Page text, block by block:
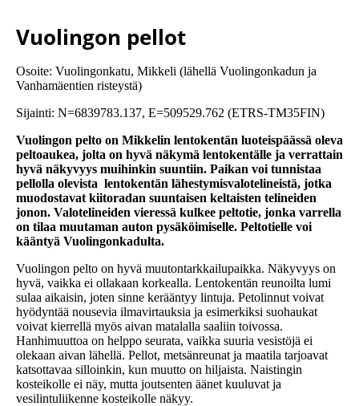
Vuolingon pellot
Osoite: Vuolingonkatu, Mikkeli (lähellä Vuolingonkadun ja
Vanhamäentien risteystä)
Sijainti: N=6839783.137, E=509529.762 (ETRS-TM35FIN)
Vuolingon pelto on Mikkelin lentokentän luoteispäässä oleva
peltoaukea, jolta on hyvä näkymä lentokentälle ja verrattain
hyvä näkyvyys muihinkin suuntiin. Paikan voi tunnistaa
pellolla olevista lentokentän lähestymisvalotelineistä, jotka
muodostavat kiitoradan suuntaisen keltaisten telineiden
jonon. Valotelineiden vieressä kulkee peltotie, jonka varrella
on tilaa muutaman auton pysäköimiselle. Peltotielle voi
kääntyä Vuolingonkadulta.
Vuolingon pelto on hyvä muutontarkkailupaikka. Näkyvyys on
hyvä, vaikka ei ollakaan korkealla. Lentokentän reunoilta lumi
sulaa aikaisin, joten sinne kerääntyy lintuja. Petolinnut voivat
hyödyntää nousevia ilmavirtauksia ja esimerkiksi suohaukat
voivat kierrellä myös aivan matalalla saaliin toivossa.
Hanhimuuttoa on helppo seurata, vaikka suuria vesistöjä ei
olekaan aivan lähellä. Pellot, metsänreunat ja maatila tarjoavat
katsottavaa silloinkin, kun muutto on hiljaista. Naistingin
kosteikolle ei näy, mutta joutsenten äänet kuuluvat ja
vesilintuliikenne kosteikolle näkyy.